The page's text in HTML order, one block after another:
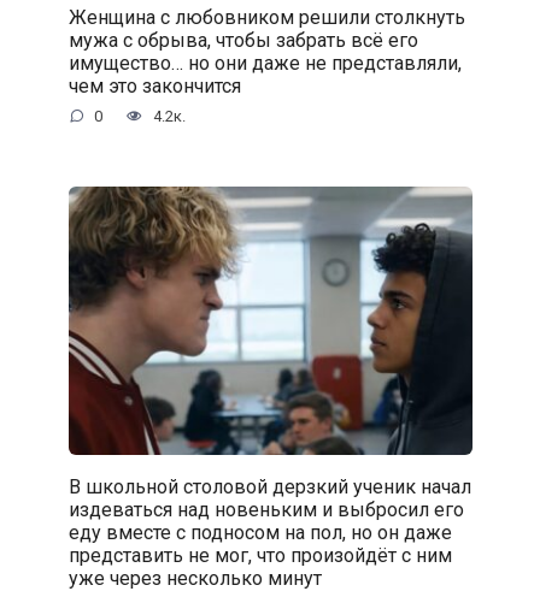
Женщина с любовником решили столкнуть
мужа с обрыва, чтобы забрать всё его
имущество… но они даже не представляли,
чем это закончится
0 4.2к.
В школьной столовой дерзкий ученик начал
издеваться над новеньким и выбросил его
еду вместе с подносом на пол, но он даже
представить не мог, что произойдёт с ним
уже через несколько минут